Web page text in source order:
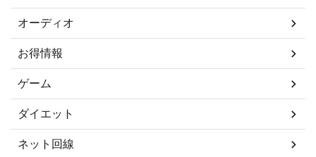
オーディオ
お得情報
ゲーム
ダイエット
ネット回線